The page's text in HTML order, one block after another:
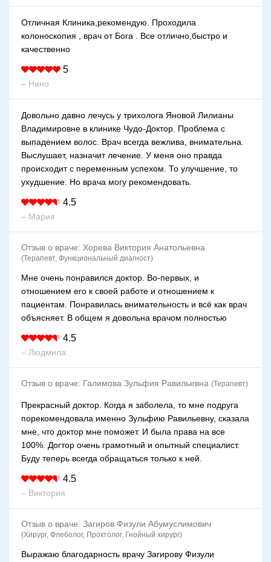
Отличная Клиника,рекомендую. Проходила
колоноскопия , врач от Бога . Все отлично,быстро и
качественно
5
– Нино
Довольно давно лечусь у трихолога Яновой Лилианы
Владимировне в клинике Чудо-Доктор. Проблема с
выпадением волос. Врач всегда вежлива, внимательна.
Выслушает, назначит лечение. У меня оно правда
происходит с переменным успехом. То улучшение, то
ухудшение. Но врача могу рекомендовать.
4.5
– Мария
Отзыв о враче: Хорева Виктория Анатольевна
(Терапевт, Функциональный диагност)
Мне очень понравился доктор. Во-первых, и
отношением его к своей работе и отношением к
пациентам. Понравилась внимательность и всё как врач
объясняет. В общем я довольна врачом полностью
4.5
– Людмила
Отзыв о враче: Галимова Зульфия Равильевна (Терапевт)
Прекрасный доктор. Когда я заболела, то мне подруга
порекомендовала именно Зульфию Равильевну, сказала
мне, что доктор мне поможет. И была права на все
100%. Догтор очень грамотный и опытный специалист.
Буду теперь всегда обращаться только к ней.
4.5
– Виктория
Отзыв о враче: Загиров Физули Абумуслимович
(Хирург, Флеболог, Проктолог, Гнойный хирург)
Выражаю благодарность врачу Загирову Физули